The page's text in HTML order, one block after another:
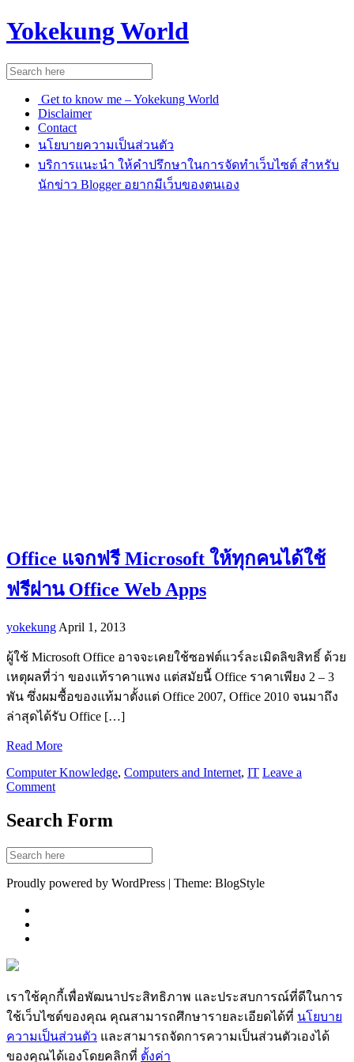
Yokekung World
Get to know me – Yokekung World
Disclaimer
Contact
นโยบายความเป็นส่วนตัว
บริการแนะนำ ให้คำปรึกษาในการจัดทำเว็บไซต์ สำหรับ
นักข่าว Blogger อยากมีเว็บของตนเอง
Office แจกฟรี Microsoft ให้ทุกคนได้ใช้
ฟรีผ่าน Office Web Apps
yokekung April 1, 2013
ผู้ใช้ Microsoft Office อาจจะเคยใช้ซอฟต์แวร์ละเมิดลิขสิทธิ์ ด้วย
เหตุผลที่ว่า ของแท้ราคาแพง แต่สมัยนี้ Office ราคาเพียง 2 – 3
พัน ซึ่งผมซื้อของแท้มาตั้งแต่ Office 2007, Office 2010 จนมาถึง
ล่าสุดได้รับ Office […]
Read More
Computer Knowledge, Computers and Internet, IT Leave a
Comment
Search Form
Proudly powered by WordPress | Theme: BlogStyle
เราใช้คุกกี้เพื่อพัฒนาประสิทธิภาพ และประสบการณ์ที่ดีในการ
ใช้เว็บไซต์ของคุณ คุณสามารถศึกษารายละเอียดได้ที่ นโยบาย
ความเป็นส่วนตัว และสามารถจัดการความเป็นส่วนตัวเองได้
ของคุณได้เองโดยคลิกที่ ตั้งค่า